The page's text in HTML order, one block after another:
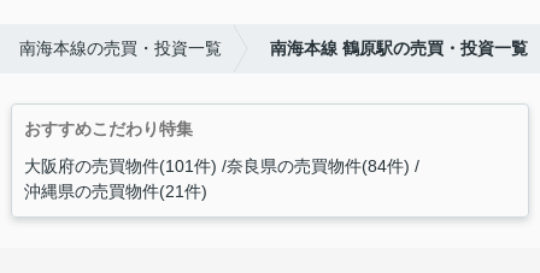
南海本線の売買・投資一覧 南海本線 鶴原駅の売買・投資一覧
おすすめこだわり特集
大阪府の売買物件(101件) 奈良県の売買物件(84件)
沖縄県の売買物件(21件)